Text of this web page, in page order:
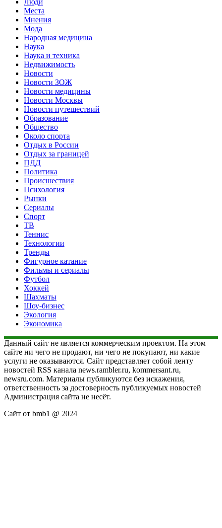
Места
Мнения
Мода
Народная медицина
Наука
Наука и техника
Недвижимость
Новости
Новости ЗОЖ
Новости медицины
Новости Москвы
Новости путешествий
Образование
Общество
Около спорта
Отдых в России
Отдых за границей
ПДД
Политика
Происшествия
Психология
Рынки
Сериалы
Спорт
ТВ
Теннис
Технологии
Тренды
Фигурное катание
Фильмы и сериалы
Футбол
Хоккей
Шахматы
Шоу-бизнес
Экология
Экономика
Данный сайт не является коммерческим проектом. На этом
сайте ни чего не продают, ни чего не покупают, ни какие
услуги не оказываются. Сайт представляет собой ленту
новостей RSS канала news.rambler.ru, kommersant.ru,
newsru.com. Материалы публикуются без искажения,
ответственность за достоверность публикуемых новостей
Администрация сайта не несёт.
Сайт от bmb1 @ 2024